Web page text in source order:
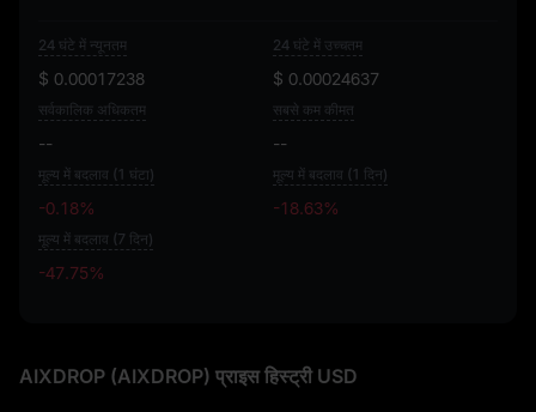
24 घंटे में न्यूनतम
$ 0.00017238
24 घंटे में उच्चतम
$ 0.00024637
सर्वकालिक अधिकतम
--
सबसे कम कीमत
--
मूल्य में बदलाव (1 घंटा)
-0.18%
मूल्य में बदलाव (1 दिन)
-18.63%
मूल्य में बदलाव (7 दिन)
-47.75%
AIXDROP (AIXDROP) प्राइस हिस्ट्री USD